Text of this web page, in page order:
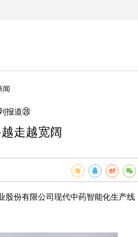
闻
报道㉘
走越宽阔
份有限公司现代中药智能化生产线